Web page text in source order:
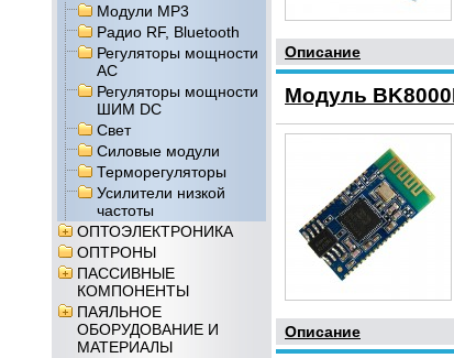
Модули MP3
Радио RF, Bluetooth
Регуляторы мощности
AC
Регуляторы мощности
ШИМ DC
Свет
Силовые модули
Терморегуляторы
Усилители низкой
частоты
ОПТОЭЛЕКТРОНИКА
ОПТРОНЫ
ПАССИВНЫЕ
КОМПОНЕНТЫ
ПАЯЛЬНОЕ
ОБОРУДОВАНИЕ И
МАТЕРИАЛЫ
Описание
Модуль
Описание